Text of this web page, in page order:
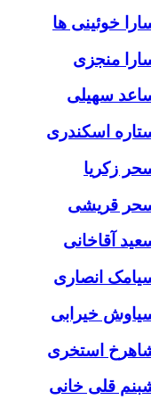
خوئینی ها
منجزی
سهیلی
اسکندری
زکریا
قریشی
آقاخانی
انصاری
خیرابی
استخری
قلی خانی